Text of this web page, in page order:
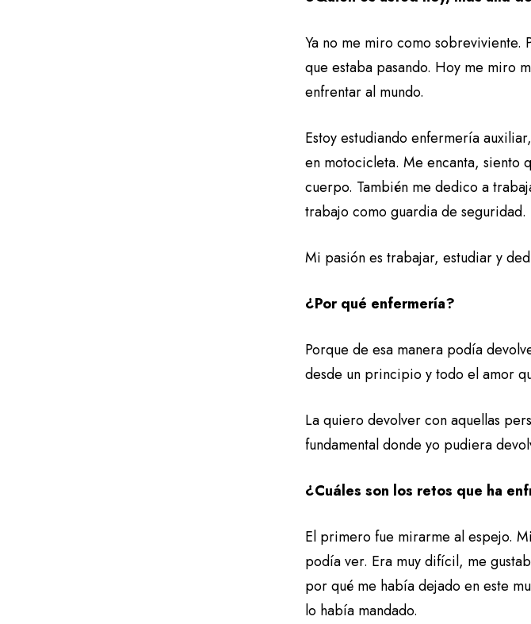
Ya no me miro como
que estaba pasando. Hoy me miro
enfrentar al mundo.
Estoy estudiando enfermería
en motocicleta. Me encanta, siento
cuerpo. También me dedico a
trabajo como guardia de seguridad.
Mi pasión es trabajar, estudiar y
¿Por qué enfermería?
Porque de esa manera podía
desde un principio y todo el amor
La quiero devolver con aquellas
fundamental donde yo pudiera
¿Cuáles son los retos que ha
El primero fue mirarme al espejo.
podía ver. Era muy difícil, me
por qué me había dejado en este
lo había mandado.